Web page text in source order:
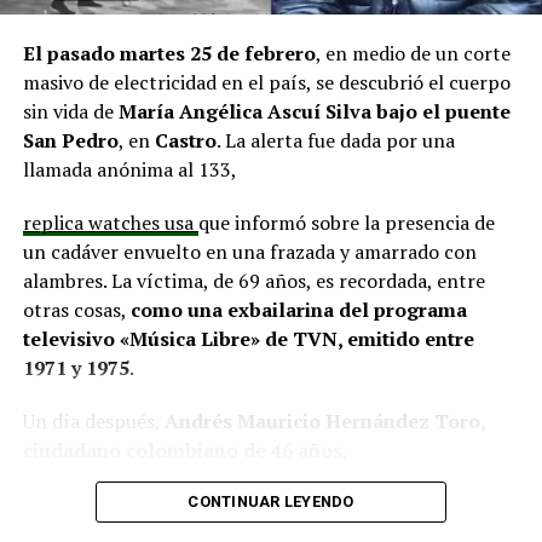
situación similar, señalando que en su comuna tienen
proyectos elegibles tanto en PMU como en PMB, pero
que hasta la fecha no han recibido respuesta clara sobre
si se entregarán los recursos. “Preocupa esta situación,
estos son proyectos que vienen trabajándose desde
hace tiempo y que hoy están en riesgo por la falta de
En la comuna deCuraco de Vélez, la alcaldesa Javiera
Yáñezindicó que históricamente la Subdere ha apoyado
a los municipios en diversos proyectos y que confía en
que durante el año se asignen nuevos recursos, aunque
reconoció una disminución evidente en comparación
ha presentado iniciativas por más de 200 millones de
a los esfuerzos, los fondos aún no han llegado,
generando preocupación en su equipo municipal.
El pasado martes 25 de febrero, en medio de un corte
masivo de electricidad en el país, se descubrió el cuerpo
sin vida deMaría Angélica Ascuí Silvabajo el puente
San Pedro, en Castro. La alerta fue dada por una
llamada anónima al 133,
replica watches usa que informó sobre la presencia de
un cadáver envuelto en una frazada y amarrado con
alambres. La víctima, de 69 años, es recordada, entre
otras cosas, como una exbailarina del programa
televisivo «Música Libre» de TVN, emitido entre
1971 y 1975.
Un día después,
Andrés Mauricio Hernández Toro,
se entregó voluntariamente a la Segunda
Comisaría de Carabineros de Castro, confesando el
CONTINUAR LEYENDO